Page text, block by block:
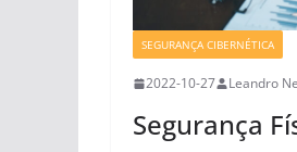
SEGURANÇA CIBERNÉTICA
2022-10-27 Leandro
Segurança